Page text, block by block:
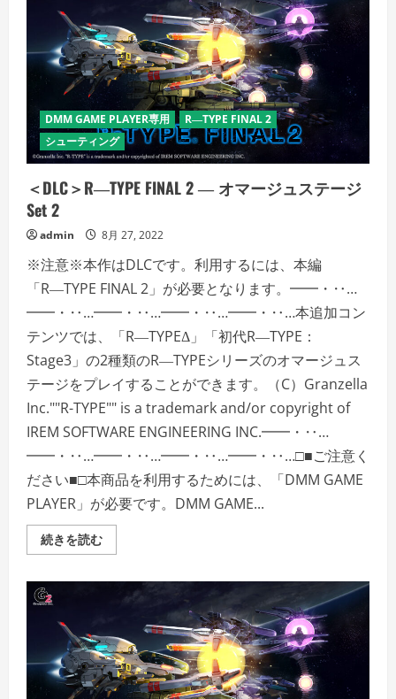
覧
く
だ
さ
い
DMM GAME PLAYER専用
R―TYPE FINAL 2
シューティング
＜DLC＞R―TYPE FINAL 2 ― オマージュステージ
Set 2
admin 8月 27, 2022
※注意※本作はDLCです。利用するには、本編
「R―TYPE FINAL 2」が必要となります。━━・‥…
━━・‥…━━・‥…━━・‥…━━・‥…本追加コン
テンツでは、「R―TYPEΔ」「初代R―TYPE：
Stage3」の2種類のR―TYPEシリーズのオマージュス
テージをプレイすることができます。（C）Granzella
Inc.""R-TYPE"" is a trademark and/or copyright of
IREM SOFTWARE ENGINEERING INC.━━・‥…
━━・‥…━━・‥…━━・‥…━━・‥…□■ご注意く
ださい■□本商品を利用するためには、「DMM GAME
PLAYER」が必要です。DMM GAME...
続きを読む＜
DLC
FINAL
マ
ー
ジ
ュ
ス